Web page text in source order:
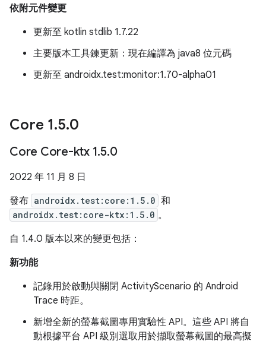
依附元件變更
更新至 kotlin stdlib 1.7.22
主要版本工具鍊更新：現在編譯為 java8 位元碼
更新至 androidx.test:monitor:1.70-alpha01
Core 1.5.0
Core Core-ktx 1.5.0
2022 年 11 月 8 日
發布 androidx.test:core:1.5.0 和
androidx.test:core-ktx:1.5.0 。
自 1.4.0 版本以來的變更包括：
新功能
記錄用於啟動與關閉 ActivityScenario 的 Android
Trace 時距。
新增全新的螢幕截圖專用實驗性 API。這些 API 將自
動根據平台 API 級別選取用於擷取螢幕截圖的最高擬